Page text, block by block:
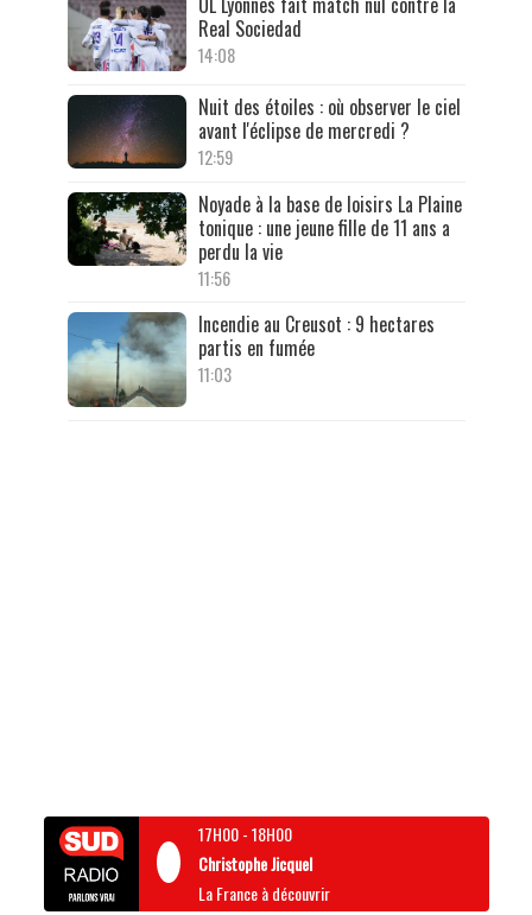
Real Sociedad
14:08
Nuit des étoiles : où observer le ciel
avant l'éclipse de mercredi ?
12:59
Noyade à la base de loisirs La Plaine
tonique : une jeune fille de 11 ans a
perdu la vie
11:56
Incendie au Creusot : 9 hectares
partis en fumée
11:03
17H00-18H00
Christophe Jicquel
La France à découvrir